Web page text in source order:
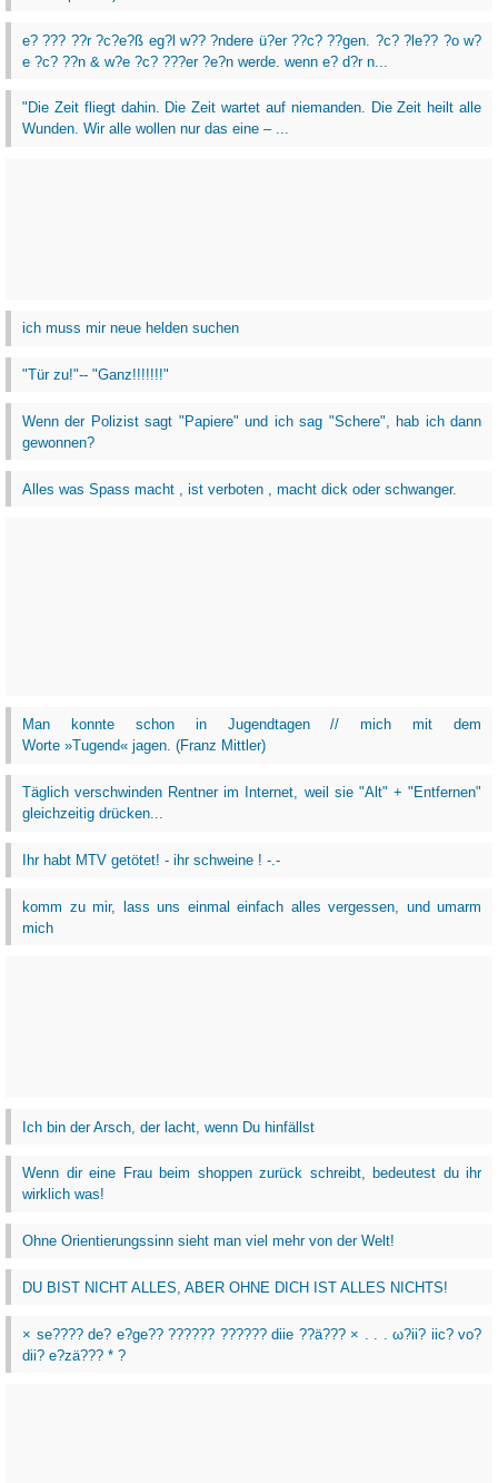
e? ??? ??r ?c?e?ß eg?l w?? ?ndere ü?er ??c? ??gen. ?c? ?le?? ?o w?
e ?c? ??n & w?e ?c? ???er ?e?n werde. wenn e? d?r n...
"Die Zeit fliegt dahin. Die Zeit wartet auf niemanden. Die Zeit heilt alle
Wunden. Wir alle wollen nur das eine – ...
ich muss mir neue helden suchen
"Tür zu!"-- "Ganz!!!!!!!"
Wenn der Polizist sagt "Papiere" und ich sag "Schere", hab ich dann
gewonnen?
Alles was Spass macht , ist verboten , macht dick oder schwanger.
Man konnte schon in Jugendtagen // mich mit dem
Worte »Tugend« jagen. (Franz Mittler)
Täglich verschwinden Rentner im Internet, weil sie "Alt" + "Entfernen"
gleichzeitig drücken...
Ihr habt MTV getötet! - ihr schweine ! -.-
komm zu mir, lass uns einmal einfach alles vergessen, und umarm
mich
Ich bin der Arsch, der lacht, wenn Du hinfällst
Wenn dir eine Frau beim shoppen zurück schreibt, bedeutest du ihr
wirklich was!
Ohne Orientierungssinn sieht man viel mehr von der Welt!
DU BIST NICHT ALLES, ABER OHNE DICH IST ALLES NICHTS!
× se???? de? e?ge?? ?????? ?????? diie ??ä??? × . . . ω?ii? iic? vo?
dii? e?zä??? * ?